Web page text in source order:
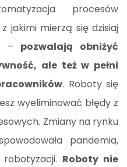
procesów
jakimi mierzą się dzisiaj
– pozwalają obniżyć
ale też w pełni
. Roboty się
wyeliminować błędy z
Zmiany na rynku
pandemia,
Roboty nie